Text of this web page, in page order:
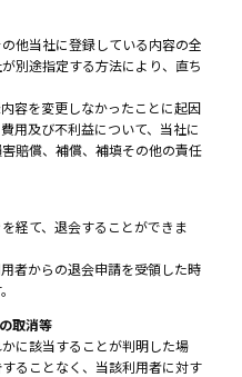
他当社に登録している内容の全
別途指定する方法により、直ち
容を変更しなかったことに起因
用及び不利益について、当社に
賠償、補償、補填その他の責任
経て、退会することができま
者からの退会申請を受領した時
取消等
に該当することが判明した場
ることなく、当該利用者に対す